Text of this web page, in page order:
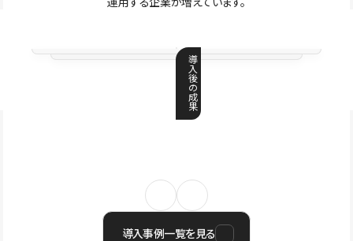
導
入
後
の
成
果
導入事例一覧を見る